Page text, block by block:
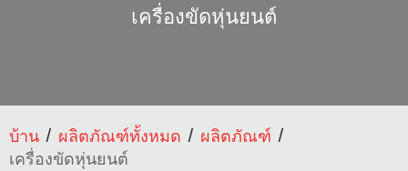
เครื่องขัดหุ่นยนต์
บ้าน ผลิตภัณฑ์ทั้งหมด
ผลิตภัณฑ์
เครื่องขัดหุ่นยนต์